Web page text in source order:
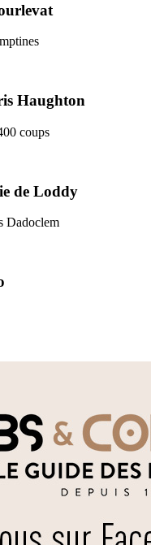
Haughton
coups
de Loddy
Dadoclem